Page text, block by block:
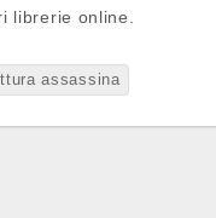
librerie online.
assassina